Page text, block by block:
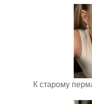
К старому